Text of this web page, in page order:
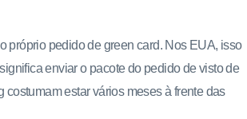
próprio pedido de green card. Nos EUA, isso
enviar o pacote do pedido de visto de
estar vários meses à frente das